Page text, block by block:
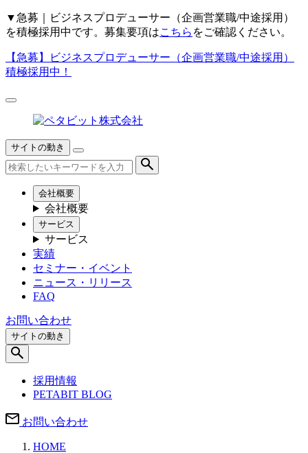
▼ 急募｜ビジネスプロデューサー（企画営業職/中途採用）
を積極採用中です。募集要項はこちら をご確認ください。
【急募】
ビジネスプロデューサー（企画営業職/中途採用）
積極採用中！
サイトの動き
会社概要
会社概要
サービス
サービス
実績
セミナー・イベント
ニュース・リリース
FAQ
お問い合わせ
サイトの動き
採用情報
PETABIT BLOG
お問い合わせ
HOME